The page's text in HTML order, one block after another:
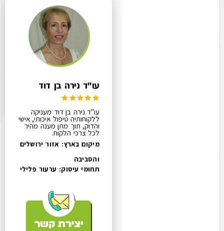
עו"ד נירה בן דוד
עו"ד נירה בן דוד מעניקה
ללקוחותיה טיפול איכותי, אישי
והדוק, תוך מתן מענה מהיר
לכל צרכי הלקוח.
מיקום בארץ: אזור ירושלים
והסביבה
תחומי עיסוק: ערעור פלילי